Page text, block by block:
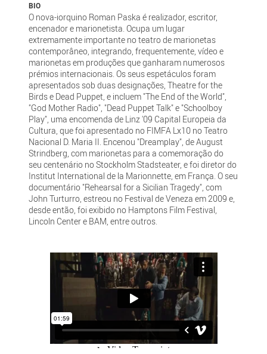
BIO
O nova-iorquino Roman Paska é realizador, escritor,
encenador e marionetista. Ocupa um lugar
extremamente importante no teatro de marionetas
contemporâneo, integrando, frequentemente, vídeo e
marionetas em produções que ganharam numerosos
prémios internacionais. Os seus espetáculos foram
apresentados sob duas designações, Theatre for the
Birds e Dead Puppet, e incluem "The End of the World",
"God Mother Radio", "Dead Puppet Talk" e "Schoolboy
Play", uma encomenda de Linz '09 Capital Europeia da
Cultura, que foi apresentado no FIMFA Lx10 no Teatro
Nacional D. Maria II. Encenou "Dreamplay", de August
Strindberg, com marionetas para a comemoração do
seu centenário no Stockholm Stadsteater, e foi diretor do
Institut International de la Marionnette, em França. O seu
documentário "Rehearsal for a Sicilian Tragedy", com
John Turturro, estreou no Festival de Veneza em 2009 e,
desde então, foi exibido no Hamptons Film Festival,
Lincoln Center e BAM, entre outros.